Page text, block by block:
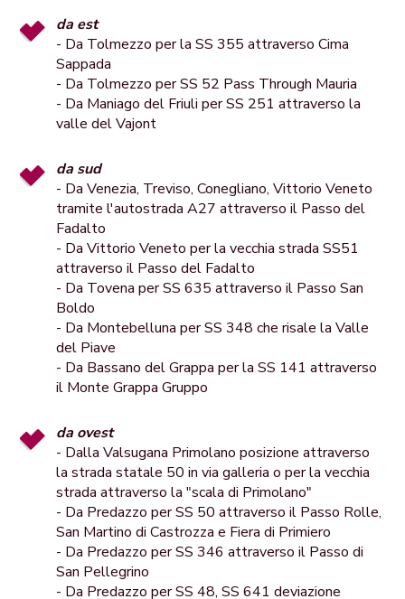
da est
- Da Tolmezzo per la SS 355 attraverso Cima
Sappada
- Da Tolmezzo per SS 52 Pass Through Mauria
- Da Maniago del Friuli per SS 251 attraverso la
valle del Vajont
da sud
- Da Venezia, Treviso, Conegliano, Vittorio Veneto
tramite l'autostrada A27 attraverso il Passo del
Fadalto
- Da Vittorio Veneto per la vecchia strada SS51
attraverso il Passo del Fadalto
- Da Tovena per SS 635 attraverso il Passo San
Boldo
- Da Montebelluna per SS 348 che risale la Valle
del Piave
- Da Bassano del Grappa per la SS 141 attraverso
il Monte Grappa Gruppo
da ovest
- Dalla Valsugana Primolano posizione attraverso
la strada statale 50 in via galleria o per la vecchia
strada attraverso la "scala di Primolano"
- Da Predazzo per SS 50 attraverso il Passo Rolle,
San Martino di Castrozza e Fiera di Primiero
- Da Predazzo per SS 346 attraverso il Passo di
San Pellegrino
- Da Predazzo per SS 48, SS 641 deviazione